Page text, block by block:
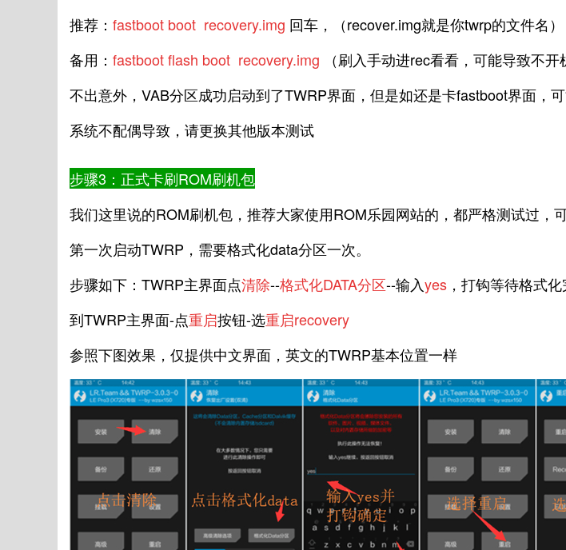
推荐： fastboot boot recovery.img 回车，（recover.img就是你twrp的文件名）
备用： fastboot flash boot recovery.img
（刷入手动进rec看看，可能导致不开
不出意外，VAB分区成功启动到了TWRP界面，但是如还是卡fastboot界面，
系统不配偶导致，请更换其他版本测试
步骤3：正式卡刷ROM刷机包
我们这里说的ROM刷机包，推荐大家使用ROM乐园网站的，都严格测试过，
第一次启动TWRP，需要格式化data分区一次。
步骤如下：TWRP主界面点清除--格式化DATA分区--输入yes ，打钩等待格式
到TWRP主界面-点重启按钮-选重启recovery
参照下图效果，仅提供中文界面，英文的TWRP基本位置一样